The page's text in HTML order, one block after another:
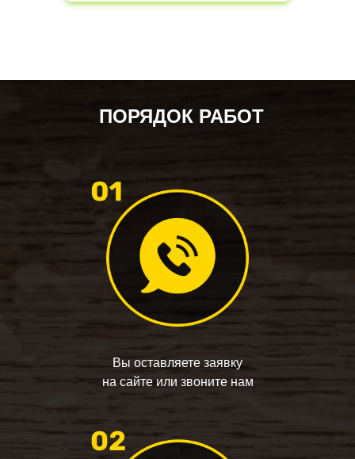
Вы оставляете заявку
на сайте или звоните нам
ПОРЯДОК РАБОТ